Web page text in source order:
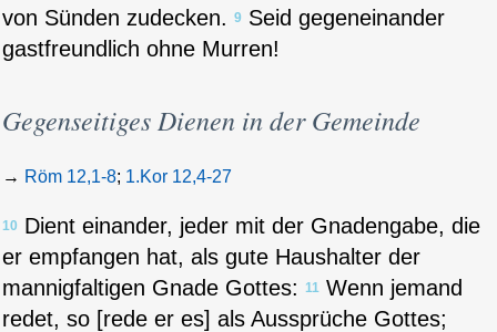
von Sünden zudecken. 9 Seid gegeneinander
gastfreundlich ohne Murren!
Gegenseitiges Dienen in der Gemeinde
→ Röm 12,1-8; 1.Kor 12,4-27
10 Dient einander, jeder mit der Gnadengabe, die
er empfangen hat, als gute Haushalter der
mannigfaltigen Gnade Gottes: 11 Wenn jemand
redet, so [rede er es] als Aussprüche Gottes;